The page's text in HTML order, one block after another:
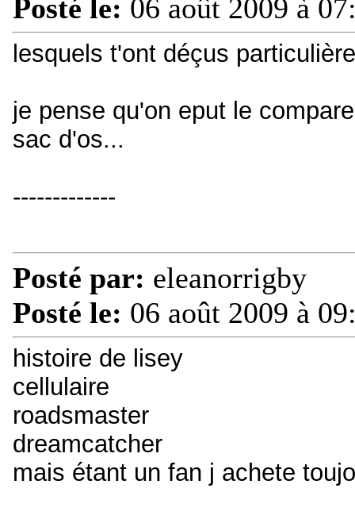
Posté le: 06 août 2009 à
lesquels t'ont déçus
je pense qu'on eput le
sac d'os...
-------------
Posté par: eleanorrigby
Posté le: 06 août 2009 à
histoire de lisey
cellulaire
roadsmaster
dreamcatcher
mais étant un fan j achete